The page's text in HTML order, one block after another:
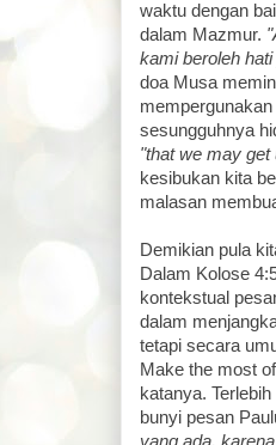
waktu dengan
dalam Mazmur.
kami beroleh
doa Musa
sesungguhnya
"that we may
kesibukan kita
malasan
Demikian pula
Dalam Kolose
kontekstual
dalam
tetapi secara
Make the most
katanya.
bunyi pesan